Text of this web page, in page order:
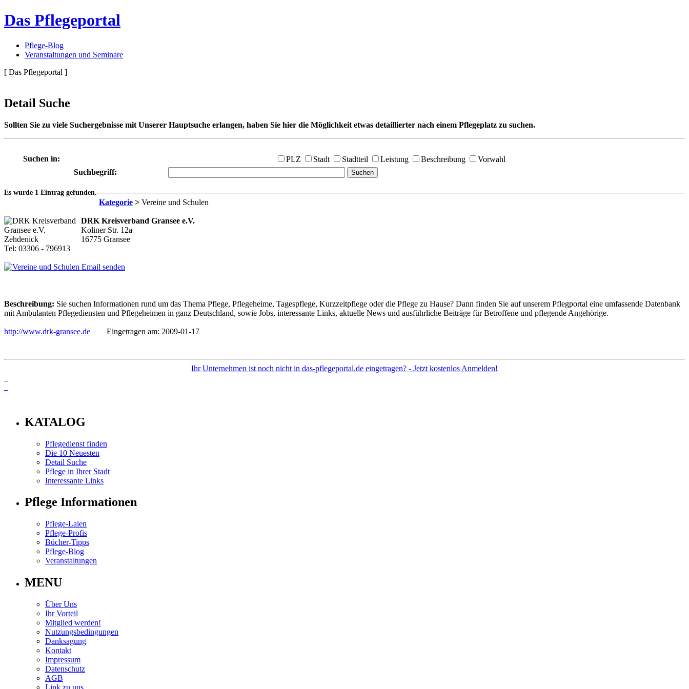
Das Pflegeportal
Pflege-Blog
Veranstaltungen und Seminare
[ Das Pflegeportal ]
Detail Suche
Sollten Sie zu viele Suchergebnisse mit Unserer Hauptsuche erlangen, haben Sie hier die Möglichkeit etwas detaillierter nach einem Pflegeplatz zu suchen.
Suchen in: PLZ Stadt Stadtteil Leistung Beschreibung
Vorwahl
Suchbegriff:
Es wurde 1 Eintrag gefunden.
Kategorie > Vereine und Schulen
DRK Kreisverband Gransee e.V.
Koliner Str. 12a
16775 Gransee
Tel: 03306 - 796913
Email senden
Beschreibung: Sie suchen Informationen rund um das Thema Pflege, Pflegeheime, Tagespflege, Kurzzeitpflege oder die Pflege zu Hause? Dann finden Sie auf unserem Pflegportal eine umfassende Datenbank
mit Ambulanten Pflegediensten und Pflegeheimen in ganz Deutschland, sowie Jobs, interessante Links, aktuelle News und ausführliche Beiträge für Betroffene und pflegende Angehörige.
http://www.drk-gransee.de Eingetragen am: 2009-01-17
Ihr Unternehmen ist noch nicht in das-pflegeportal.de eingetragen? - Jetzt kostenlos Anmelden!
KATALOG
Pflegedienst finden
Die 10 Neuesten
Detail Suche
Pflege in Ihrer Stadt
Interessante Links
Pflege Informationen
Pflege-Laien
Pflege-Profis
Bücher-Tipps
Pflege-Blog
Veranstaltungen
MENU
Über Uns
Ihr Vorteil
Mitglied werden!
Nutzungsbedingungen
Danksagung
Kontakt
Impressum
Datenschutz
AGB